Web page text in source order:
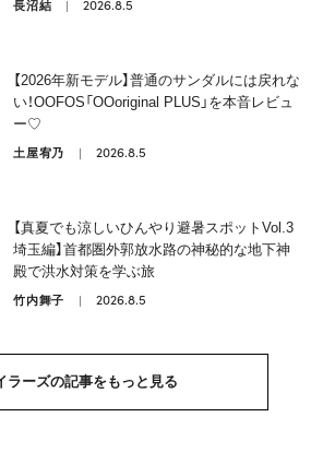
長沼結
【2026年新モデル】普通のサンダルには戻れな
い！OOFOS「OOoriginal PLUS」を本音レビュ
ー♡
土屋宥乃 2026.8.5
【真夏でも涼しいひんやり避暑スポットVol.3
埼玉編】首都圏外郭放水路の神秘的な地下神
殿で洪水対策を学ぶ旅
竹内舞子 2026.8.5
ラーズの記事をもっと見る